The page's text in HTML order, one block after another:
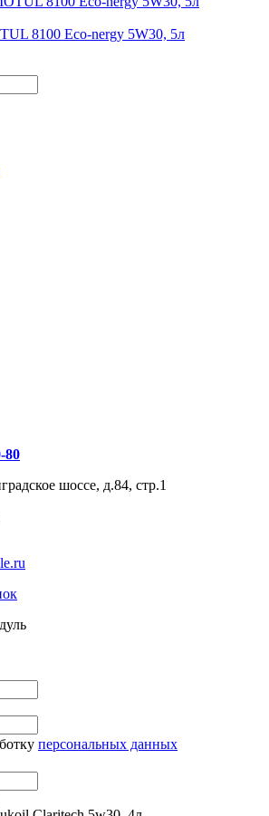
8100 Eco-nergy 5W30, 5л
80
шоссе, д.84, стр.1
персональных данных